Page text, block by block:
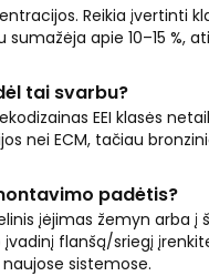
Reikia įvertinti
apie 10–15 %,
tai svarbu?
EEI klasės
nei ECM, tačiau
padėtis?
įėjimas žemyn arba į
flanšą/sriegį
sistemose.